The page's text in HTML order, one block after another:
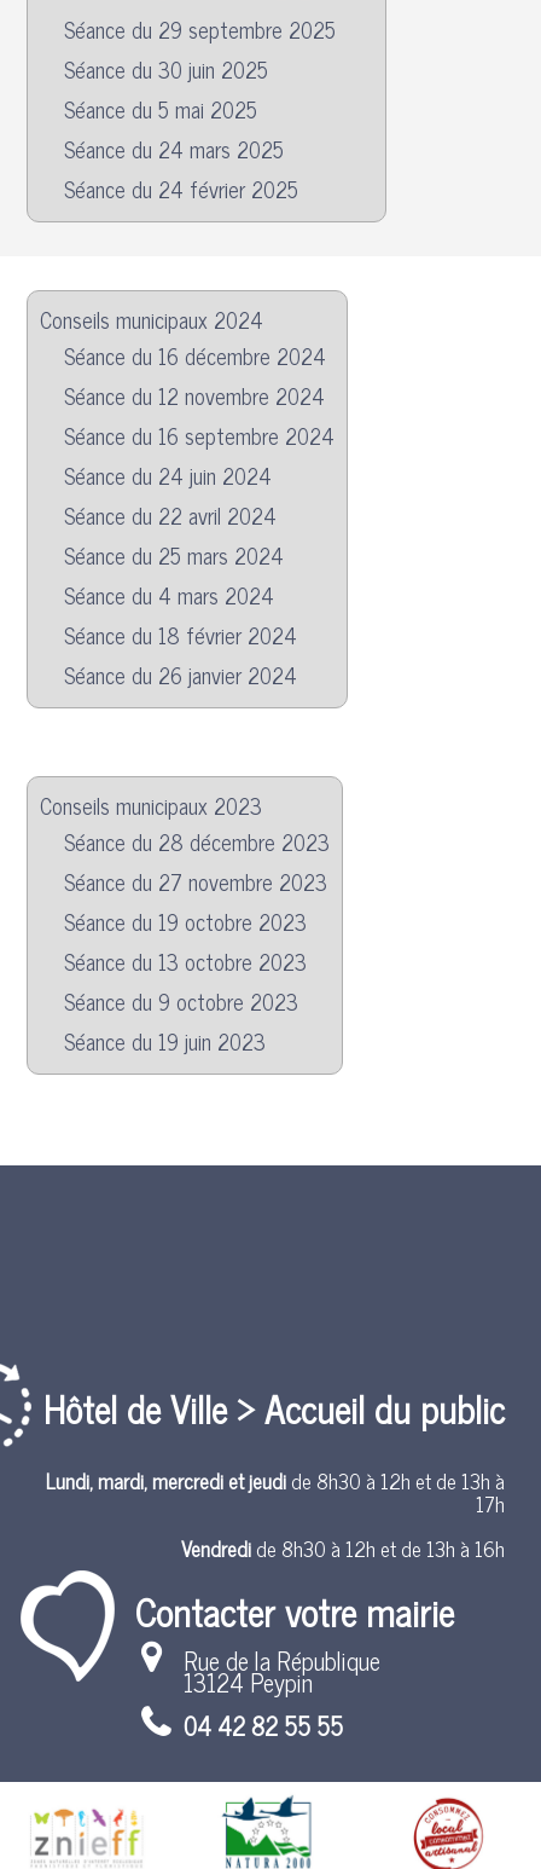
Séance du 29 septembre 2025
Séance du 30 juin 2025
Séance du 5 mai 2025
Séance du 24 mars 2025
Séance du 24 février 2025
Conseils municipaux 2024
Séance du 16 décembre 2024
Séance du 12 novembre 2024
Séance du 16 septembre 2024
Séance du 24 juin 2024
Séance du 22 avril 2024
Séance du 25 mars 2024
Séance du 4 mars 2024
Séance du 18 février 2024
Séance du 26 janvier 2024
Conseils municipaux 2023
Séance du 28 décembre 2023
Séance du 27 novembre 2023
Séance du 19 octobre 2023
Séance du 13 octobre 2023
Séance du 9 octobre 2023
Séance du 19 juin 2023
Hôtel de Ville > Accueil du public
Lundi, mardi, mercredi et jeudide 8h30 à 12h et de 13h à
17h
Vendredide 8h30 à 12h et de 13h à 16h
Contacter votre mairie
Rue de la République
13124 Peypin
04 42 82 55 55